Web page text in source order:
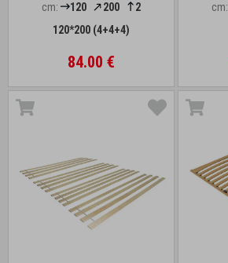
cm: 120 200
2
120*200 (4+4+4)
84.00 €
cm: